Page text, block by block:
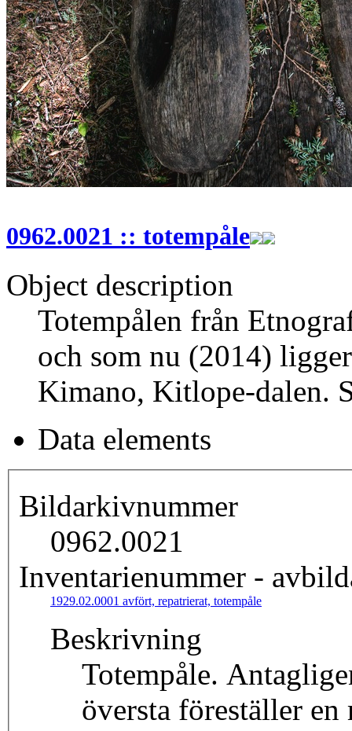
0962.0021 :: totempåle
Object description
Totempålen från
och som nu (2014)
Kimano, Kitlope-dalen.
Data elements
Bildarkivnummer
0962.0021
Inventarienummer -
1929.02.0001 avfört, repatrierat, totempåle
Beskrivning
Totempåle.
översta föreställer